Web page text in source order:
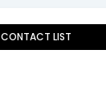
CONTACT LIST